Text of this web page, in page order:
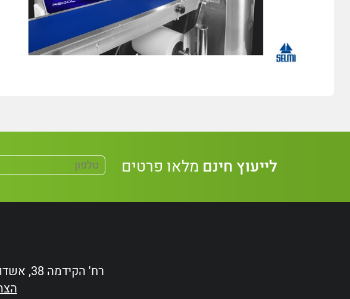
לייעוץ חינם מלאו פרטים
רח' הקידמה 38, אשדוד. טלפון: 08-9428574 פקס: 08-9330117